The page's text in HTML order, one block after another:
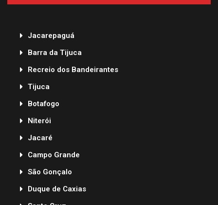
Jacarepaguá
Barra da Tijuca
Recreio dos Bandeirantes
Tijuca
Botafogo
Niterói
Jacaré
Campo Grande
São Gonçalo
Duque de Caxias